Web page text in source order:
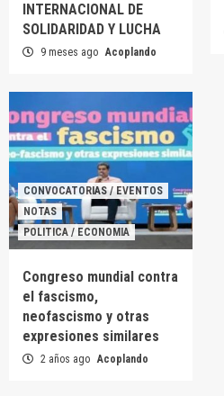
INTERNACIONAL DE
SOLIDARIDAD Y LUCHA
9 meses ago Acoplando
CONVOCATORIAS / EVENTOS
NOTAS
POLITICA / ECONOMIA
Congreso mundial contra
el fascismo,
neofascismo y otras
expresiones similares
2 años ago Acoplando